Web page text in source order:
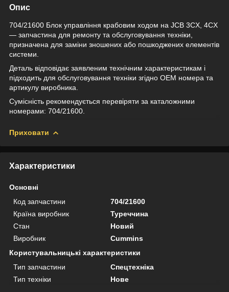
Опис
704/21600 Блок управління крабовим ходом на JCB 3CX, 4CX
— запчастина для ремонту та обслуговування техніки,
призначена для заміни зношених або пошкоджених елементів
системи.
Деталь відповідає заявленим технічним характеристикам і
підходить для обслуговування техніки згідно OEM номера та
артикулу виробника.
Сумісність рекомендується перевіряти за каталожними
номерами: 704/21600.
Приховати
Характеристики
Основні
Код запчастини
704/21600
Країна виробник
Туреччина
Стан
Новий
Виробник
Cummins
Користувальницькі характеристики
Тип запчастини
Спецтехніка
Тип техніки
Нове